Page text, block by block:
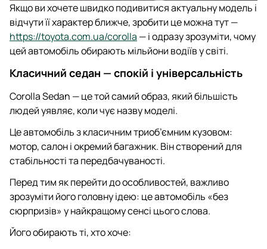
Якщо ви хочете швидко подивитися актуальну модель і
відчути її характер ближче, зробити це можна тут —
https://toyota.com.ua/corolla — і одразу зрозуміти, чому
цей автомобіль обирають мільйони водіїв у світі.
Класичний седан — спокій і універсальність
Corolla Sedan — це той самий образ, який більшість
людей уявляє, коли чує назву моделі.
Це автомобіль з класичним триоб’ємним кузовом:
мотор, салон і окремий багажник. Він створений для
стабільності та передбачуваності.
Перед тим як перейти до особливостей, важливо
зрозуміти його головну ідею: це автомобіль «без
сюрпризів» у найкращому сенсі цього слова.
Його обирають ті, хто хоче: